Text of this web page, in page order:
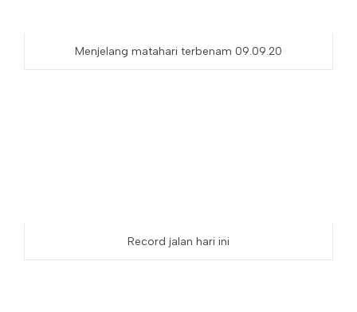
Menjelang matahari terbenam 09.09.20
Record jalan hari ini